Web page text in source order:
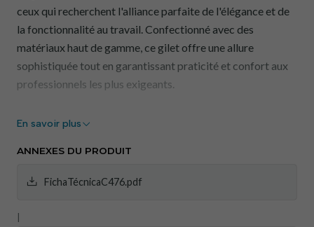
ceux qui recherchent l'alliance parfaite de l'élégance et de
la fonctionnalité au travail. Confectionné avec des
matériaux haut de gamme, ce gilet offre une allure
sophistiquée tout en garantissant praticité et confort aux
professionnels les plus exigeants.
Design élégant :Une coupe moderne et sophistiquée
allure élégante.
En savoir plus
ANNEXES DU PRODUIT
FichaTécnicaC476.pdf